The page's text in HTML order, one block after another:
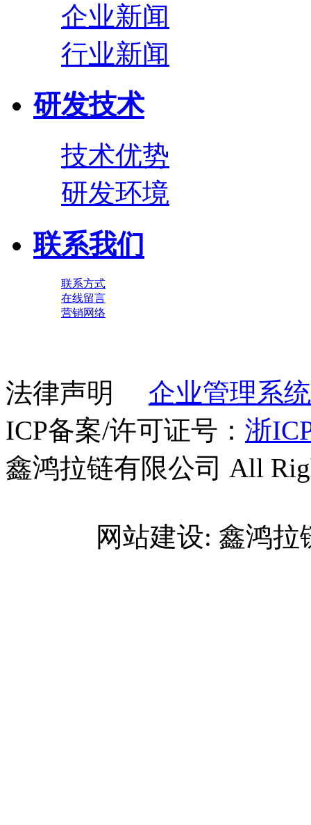
企业新闻
行业新闻
研发技术
技术优势
研发环境
联系我们
联系方式
在线留言
营销网络
法律声明 企业管理系
ICP备案/许可证号： 浙
鑫鸿拉链有限公司 All
网站建设: 鑫鸿拉